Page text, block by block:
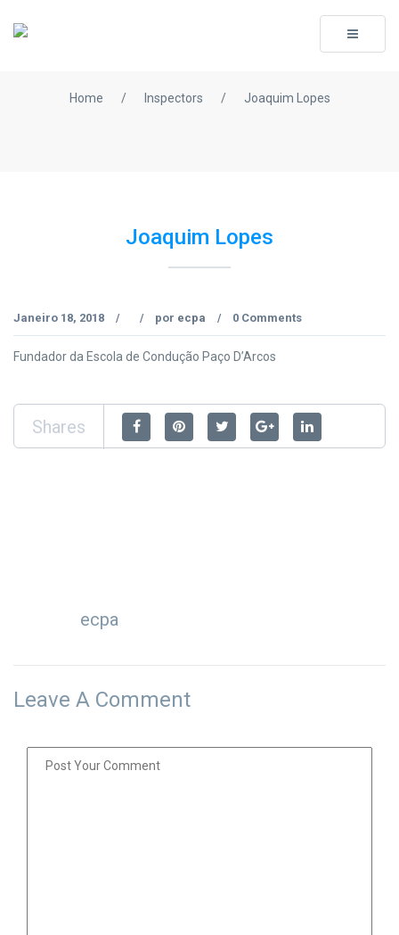
Toggle
Home / Inspectors / Joaquim Lopes
Joaquim Lopes
Janeiro 18, 2018 / / por ecpa / 0 Comments
Fundador da Escola de Condução Paço D’Arcos
Shares
ecpa
Leave A Comment